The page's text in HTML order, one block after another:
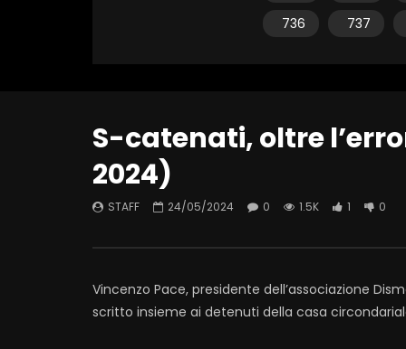
736
737
S-catenati, oltre
2024)
STAFF 24/05/2024 0 1.5K 1 0
Vincenzo Pace, presidente dell’associazione
scritto insieme ai detenuti della casa